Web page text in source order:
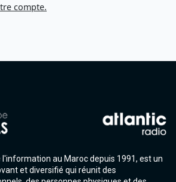
compte.
l'information au Maroc depuis 1991, est un
et diversifié qui réunit des